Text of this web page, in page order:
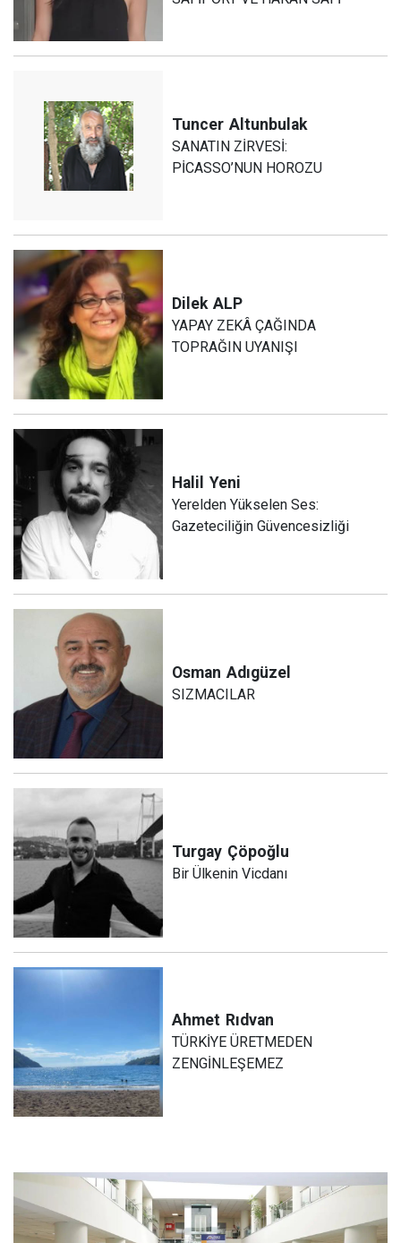
Tuncer Altunbulak
SANATIN ZİRVESİ:
PİCASSO’NUN HOROZU
Dilek ALP
YAPAY ZEKÂ ÇAĞINDA
TOPRAĞIN UYANIŞI
Halil Yeni
Yerelden Yükselen Ses:
Gazeteciliğin Güvencesizliği
Osman Adıgüzel
SIZMACILAR
Turgay Çöpoğlu
Bir Ülkenin Vicdanı
Ahmet Rıdvan
TÜRKİYE ÜRETMEDEN
ZENGİNLEŞEMEZ